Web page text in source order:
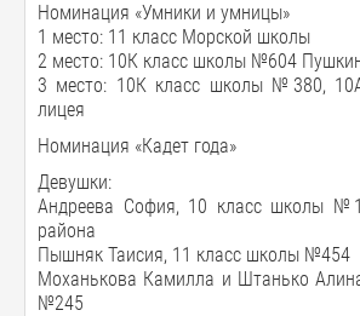
Номинация «Умники и умницы»
1 место: 11 класс Морской школы
2 место: 10К класс школы №604
3 место: 10К класс школы №380,
лицея
Номинация «Кадет года»
Девушки:
Андреева София, 10 класс школы
района
Пышняк Таисия, 11 класс школы №454
Моханькова Камилла и Штанько
№245